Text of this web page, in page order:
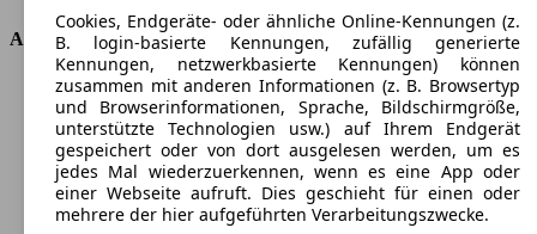
Abmessungen
Länge
4406 mm
Höhe
1775 mm
Breite
1848 mm
Radstand
-
Maximalgewicht
-
Max. Zuladung
-
Cookies, Endgeräte- oder ähnliche Online-Kennungen (z.
B. login-basierte Kennungen, zufällig generierte
Kennungen, netzwerkbasierte Kennungen) können
zusammen mit anderen Informationen (z. B. Browsertyp
und Browserinformationen, Sprache, Bildschirmgröße,
unterstützte Technologien usw.) auf Ihrem Endgerät
gespeichert oder von dort ausgelesen werden, um es
jedes Mal wiederzuerkennen, wenn es eine App oder
einer Webseite aufruft. Dies geschieht für einen oder
mehrere der hier aufgeführten Verarbeitungszwecke.